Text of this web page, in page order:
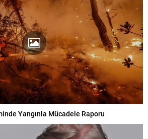
Yangınla Mücadele Raporu